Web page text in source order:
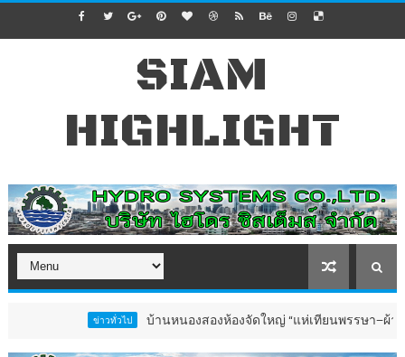
SIAM
HIGHLIGHT
บ้านหนองสองห้องจัดใหญ่ “แห่เทียนพรรษา–ผ้าป่าซาเล้งปล